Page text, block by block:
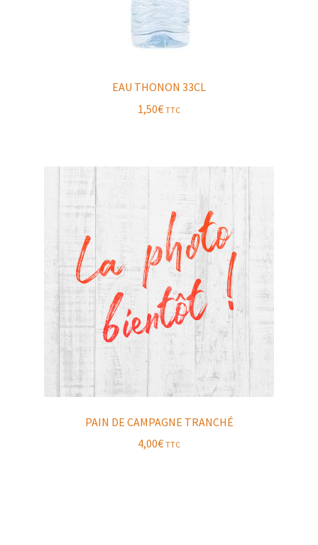
EAU THONON 33CL
1,50€ TTC
PAIN DE CAMPAGNE TRANCHÉ
4,00€ TTC